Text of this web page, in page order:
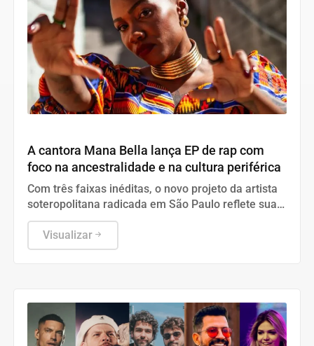
A cantora Mana Bella lança EP de rap com
foco na ancestralidade e na cultura periférica
Com três faixas inéditas, o novo projeto da artista
soteropolitana radicada em São Paulo reflete sua
forte atuação na educação antirracista.
Visualizar